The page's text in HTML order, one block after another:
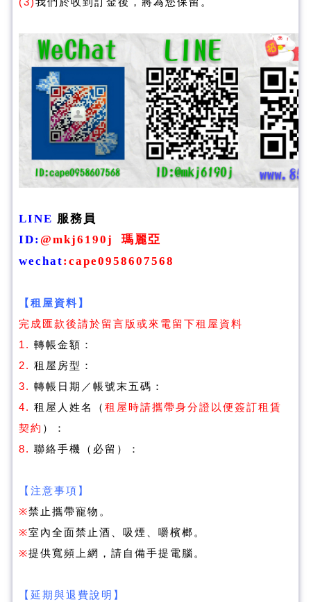
(3)我們於收到訂金後，將為您保留。
LINE 服務員
ID: @mkj6190j
瑪麗亞
wechat:cape0958607568
【租屋資料】
完成匯款後請於留言版或來電留下租屋資料
1. 轉帳金額：
2. 租屋房型：
3. 轉帳日期／帳號末五碼：
4. 租屋人姓名（ 租屋時請攜帶身分證以便簽訂租賃
契約 ）：
8. 聯絡手機（必留）：
【注意事項】
※禁止攜帶寵物。
※室內全面禁止酒、吸煙、嚼檳榔。
※提供寬頻上網，請自備手提電腦。
【延期與退費說明】